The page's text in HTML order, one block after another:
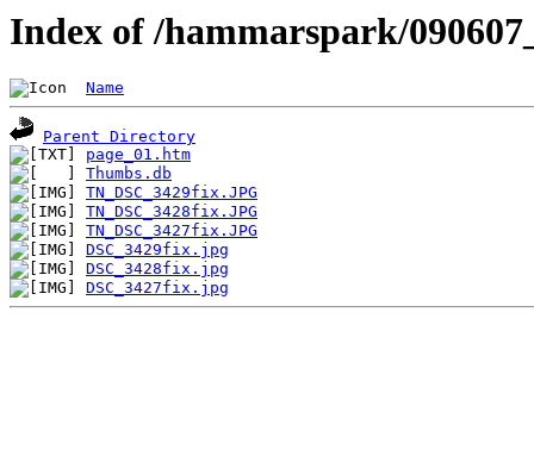
Index of /hammarspark/
Name
Parent Directory
page_01.htm
Thumbs.db
TN_DSC_3429fix.JPG
TN_DSC_3428fix.JPG
TN_DSC_3427fix.JPG
DSC_3429fix.jpg
DSC_3428fix.jpg
DSC_3427fix.jpg